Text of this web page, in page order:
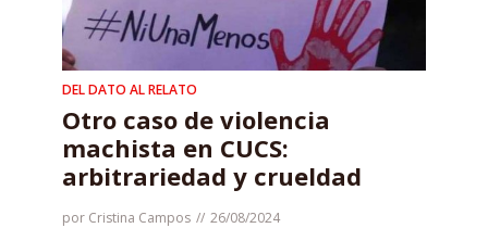
DEL DATO AL RELATO
Otro caso de violencia
machista en CUCS:
arbitrariedad y crueldad
por Cristina Campos 26/08/2024